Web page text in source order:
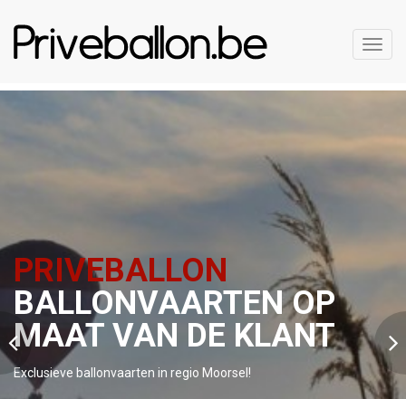
PRIVEBALLON
BALLONVAARTEN OP
MAAT VAN DE KLANT
Exclusieve ballonvaarten in regio Moorsel!